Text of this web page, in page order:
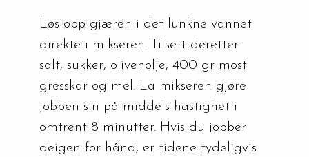
Løs opp gjæren i det lunkne vannet
direkte i mikseren. Tilsett deretter
salt, sukker, olivenolje, 400 gr most
gresskar og mel. La mikseren gjøre
jobben sin på middels hastighet i
omtrent 8 minutter. Hvis du jobber
deigen for hånd, er tidene tydeligvis